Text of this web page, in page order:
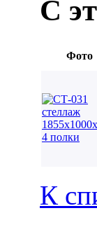
С
Фото
К